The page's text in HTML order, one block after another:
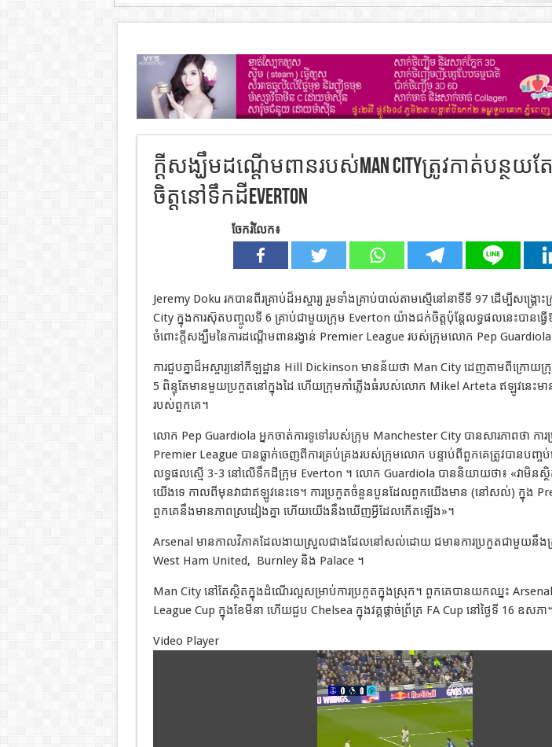
ក្តីសង្ឃឹមដណ្តើមពានរបស់Man Cityត្រូវកាត់បន្ថយ
ចិត្តនៅទឹកដីEverton
ចែករំលែក៖
Jeremy Doku រកបានពីរគ្រាប់ដ៏អស្ចារ្យ រួមទាំងគ្រាប់បាល់តាមស្មើនៅនាទីទី 97 ដើម្បីសង្គ្រ
City ក្នុងការស៊ុតបញ្ចូលទី 6 គ្រាប់ជាមួយក្រុម Everton យ៉ាងជក់ចិត្តប៉ុន្តែលទ្ធផលនេះបានធ្វើឱ្
ចំពោះក្តីសង្ឃឹមនៃការដណ្តើមពានរង្វាន់ Premier League របស់ក្រុមលោក Pep
ការជួបគ្នាដ៏អស្ចារ្យនៅកីឡដ្ឋាន Hill Dickinson មានន័យថា Man City ដេញតាមពីក្រោយ
5 ពិន្ទុតែមានមួយប្រកួតនៅក្នុងដៃ ហើយក្រុមកាំភ្លើងធំរបស់លោក Mikel Arteta ឥឡូវនេះមាន
របស់ពួកគេ។
លោក Pep Guardiola អ្នកចាត់ការទូទៅរបស់ក្រុម Manchester City បានសារភាពថា ការ
Premier League បានធ្លាក់ចេញពីការគ្រប់គ្រងរបស់ក្រុមលោក បន្ទាប់ពីពួកគេត្រូវបានបញ្ចប់
លទ្ធផលស្មើ 3-3 នៅលើទឹកដីក្រុម Everton ។ លោក Guardiola បាននិយាយថា៖ «វាមិនស្ថិ
យើងទេ កាលពីមុនវាជាឥឡូវនេះទេ។ ការប្រកួតចំនួនបួនដែលពួកយើងមាន (នៅសល់) ក្នុង
ពួកគេនឹងមានភាពស្រដៀងគ្នា ហើយយើងនឹងឃើញអ្វីដែលកើតឡើង»។
Arsenal មានកាលវិភាគដែលងាយស្រួលជាងដែលនៅសល់ដោយ ជមានការប្រកួតជាមួយនឹង
West Ham United, Burnley និង Palace ។
Man City នៅតែស្ថិតក្នុងដំណើរល្អសម្រាប់ការប្រកួតក្នុងស្រុក។ ពួកគេបានយកឈ្នះ
League Cup ក្នុងខែមីនា ហើយជួប Chelsea ក្នុងវគ្គផ្តាច់ព្រ័ត្រ FA Cup នៅថ្ងៃទី 16 ឧសភា
Video Player